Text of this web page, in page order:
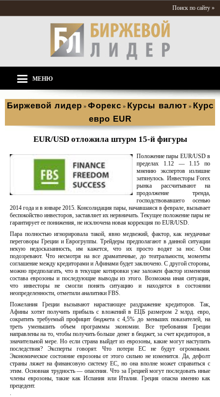
Поиск по сайту »
МЕНЮ
Биржевой лидер » Форекс » Курсы валют » Курс
евро EUR
EUR/USD отложила штурм 15-й фигуры
Положение пары EUR/USD в
пределах 1.12 — 1.15 по
мнению экспертов излишне
затянулось. Инвесторы Forex
рынка рассчитывают на
продолжение тренда,
господствовавшего осенью
2014 года и в январе 2015. Консолидация пары, начавшаяся в феврале, вызывает
беспокойство инвесторов, заставляет их нервничать. Текущее положение пары не
гарантирует ее понижения, не исключена новая коррекция по EUR/USD.
Пара полностью игнорировала такой, явно медвежий, фактор, как неудачные
переговоры Греции и Еврогруппы. Трейдеры предполагают в данной ситуации
некую недосказанность, им кажется, что их просто водят за нос. Они
подозревают. Что несмотря на все драматичные, до театральности, моменты
соглашение между кредиторами и Афинами будет заключено. С другой стороны,
можно предполагать, что в текущие котировки уже заложен фактор изменения
состава еврозоны и последующие выводы из этого. Возможна иная ситуация,
что инвесторы не смогли понять ситуацию и находятся в состоянии
неопределенности, отметили аналитики FBS.
Пожелания Греции вызывают нарастающее раздражение кредиторов. Так,
Афины хотят получить прибыль с вложений в ЕЦБ размером 2 млрд. евро,
сократить требуемый профицит бюджета с 4,5% до меньших показателей, на
треть уменьшить объем программы экономии. Все требования Греции
направлены на то, чтобы получить больше денег в бюджет, за счет кредиторов, в
значительной мере. Но если страна выйдет из еврозоны, какие могут наступить
последствия? Эксперты говорят. Что потери ЕС не будут огромными.
Экономическое состояние еврозоны от этого сильно не изменится. Да, дефолт
страны ляжет на финансовую систему ЕС, но она вполне может справиться с
этим. Основная трудность — опасения. Что за Грецией могут последовать иные
члены еврозоны, такие как Испания или Италия. Греция опасна именно как
прецедент.
.